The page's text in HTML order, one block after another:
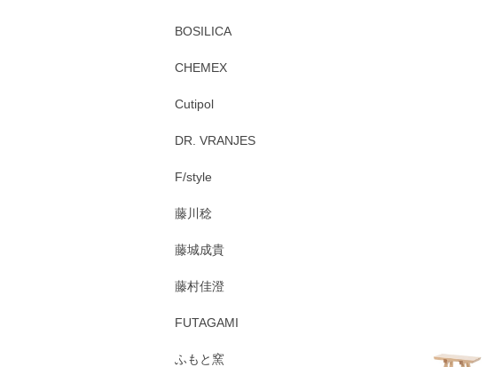
BOSILICA
CHEMEX
Cutipol
DR. VRANJES
F/style
藤川稔
藤城成貴
藤村佳澄
FUTAGAMI
ふもと窯